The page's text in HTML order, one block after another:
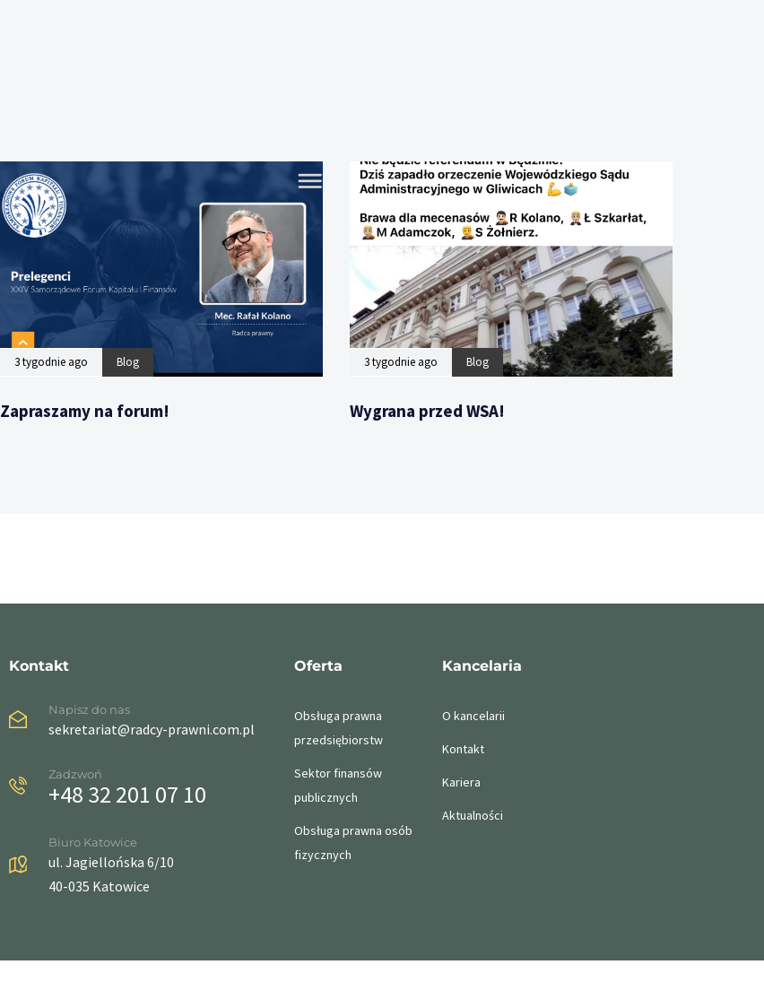
3 tygodnie ago Blog
Zapraszamy na forum!
3 tygodnie ago Blog
Wygrana przed WSA!
Kontakt
Napisz do nas
sekretariat@radcy-prawni.com.pl
Zadzwoń
+48 32 201 07 10
Biuro Katowice
ul. Jagiellońska 6/10
40-035 Katowice
Oferta
Obsługa prawna
przedsiębiorstw
Sektor finansów
publicznych
Obsługa prawna osób
fizycznych
Kancelaria
O kancelarii
Kontakt
Kariera
Aktualności